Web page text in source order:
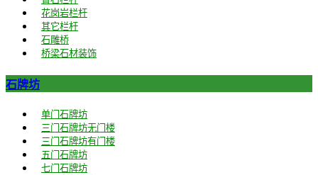
花岗岩栏杆
其它栏杆
石雕桥
桥梁石材装饰
石牌坊
单门石牌坊
三门石牌坊无门楼
三门石牌坊有门楼
五门石牌坊
七门石牌坊